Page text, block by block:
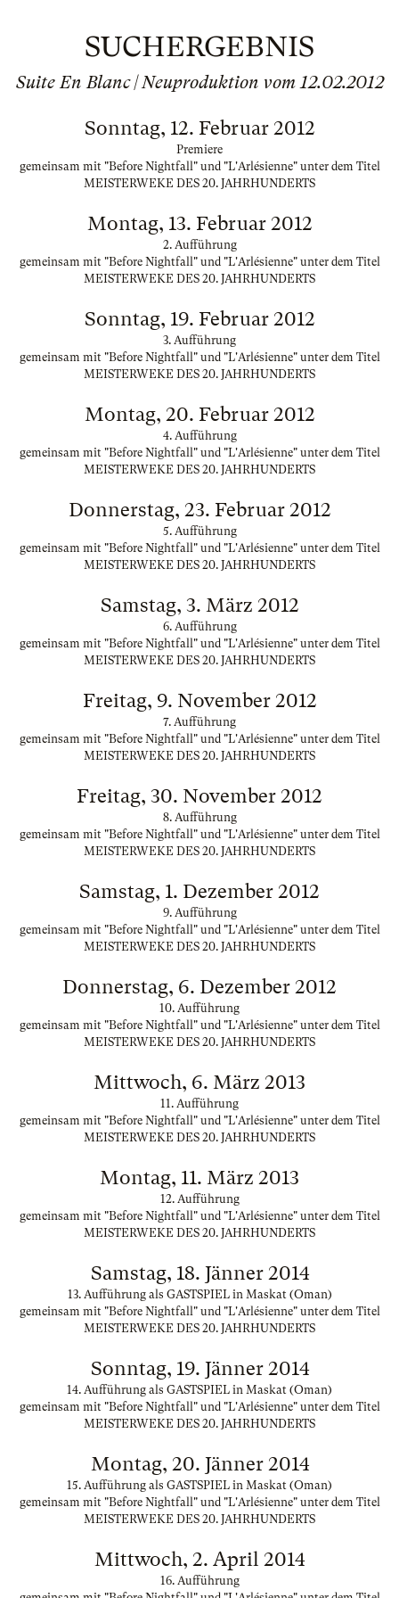
SUCHERGEBNIS
Suite En Blanc | Neuproduktion vom 12.02.2012
Sonntag, 12. Februar 2012
Premiere
gemeinsam mit "Before Nightfall" und "L'Arlésienne" unter dem Titel
MEISTERWEKE DES 20. JAHRHUNDERTS
Montag, 13. Februar 2012
2. Aufführung
gemeinsam mit "Before Nightfall" und "L'Arlésienne" unter dem Titel
MEISTERWEKE DES 20. JAHRHUNDERTS
Sonntag, 19. Februar 2012
3. Aufführung
gemeinsam mit "Before Nightfall" und "L'Arlésienne" unter dem Titel
MEISTERWEKE DES 20. JAHRHUNDERTS
Montag, 20. Februar 2012
4. Aufführung
gemeinsam mit "Before Nightfall" und "L'Arlésienne" unter dem Titel
MEISTERWEKE DES 20. JAHRHUNDERTS
Donnerstag, 23. Februar 2012
5. Aufführung
gemeinsam mit "Before Nightfall" und "L'Arlésienne" unter dem Titel
MEISTERWEKE DES 20. JAHRHUNDERTS
Samstag, 3. März 2012
6. Aufführung
gemeinsam mit "Before Nightfall" und "L'Arlésienne" unter dem Titel
MEISTERWEKE DES 20. JAHRHUNDERTS
Freitag, 9. November 2012
7. Aufführung
gemeinsam mit "Before Nightfall" und "L'Arlésienne" unter dem Titel
MEISTERWEKE DES 20. JAHRHUNDERTS
Freitag, 30. November 2012
8. Aufführung
gemeinsam mit "Before Nightfall" und "L'Arlésienne" unter dem Titel
MEISTERWEKE DES 20. JAHRHUNDERTS
Samstag, 1. Dezember 2012
9. Aufführung
gemeinsam mit "Before Nightfall" und "L'Arlésienne" unter dem Titel
MEISTERWEKE DES 20. JAHRHUNDERTS
Donnerstag, 6. Dezember 2012
10. Aufführung
gemeinsam mit "Before Nightfall" und "L'Arlésienne" unter dem Titel
MEISTERWEKE DES 20. JAHRHUNDERTS
Mittwoch, 6. März 2013
11. Aufführung
gemeinsam mit "Before Nightfall" und "L'Arlésienne" unter dem Titel
MEISTERWEKE DES 20. JAHRHUNDERTS
Montag, 11. März 2013
12. Aufführung
gemeinsam mit "Before Nightfall" und "L'Arlésienne" unter dem Titel
MEISTERWEKE DES 20. JAHRHUNDERTS
Samstag, 18. Jänner 2014
13. Aufführung als GASTSPIEL in Maskat (Oman)
gemeinsam mit "Before Nightfall" und "L'Arlésienne" unter dem Titel
MEISTERWEKE DES 20. JAHRHUNDERTS
Sonntag, 19. Jänner 2014
14. Aufführung als GASTSPIEL in Maskat (Oman)
gemeinsam mit "Before Nightfall" und "L'Arlésienne" unter dem Titel
MEISTERWEKE DES 20. JAHRHUNDERTS
Montag, 20. Jänner 2014
15. Aufführung als GASTSPIEL in Maskat (Oman)
gemeinsam mit "Before Nightfall" und "L'Arlésienne" unter dem Titel
MEISTERWEKE DES 20. JAHRHUNDERTS
Mittwoch, 2. April 2014
16. Aufführung